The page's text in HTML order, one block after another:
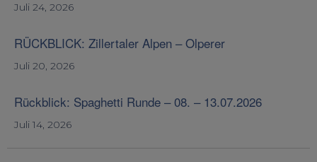
Juli 24, 2026
RÜCKBLICK: Zillertaler Alpen – Olperer
Juli 20, 2026
Rückblick: Spaghetti Runde – 08. – 13.07.2026
Juli 14, 2026